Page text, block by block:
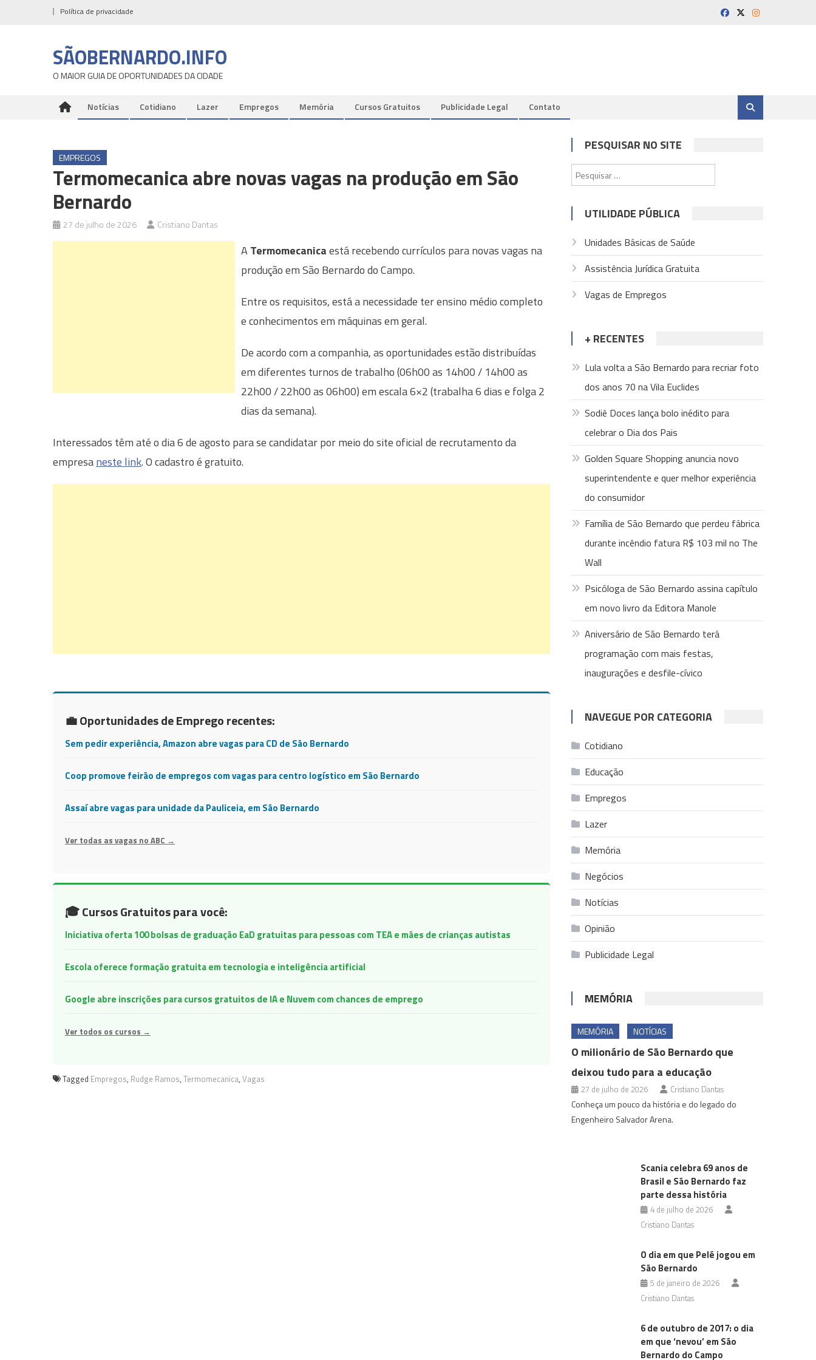
Política de privacidade
SÃOBERNARDO.INFO
O MAIOR GUIA DE OPORTUNIDADES DA CIDADE
Notícias Cotidiano Lazer Empregos Memória Cursos Gratuitos Publicidade Legal Contato
EMPREGOS
Termomecanica abre novas vagas na produção em São
Bernardo
27 de julho de 2026 Cristiano Dantas
ATermomecanicaestá recebendo currículos para novas vagas na
produção em São Bernardo do Campo.
Entre os requisitos, está a necessidade ter ensino médio completo
e conhecimentos em máquinas em geral.
De acordo com a companhia, as oportunidades estão distribuídas
em diferentes turnos de trabalho (06h00 as 14h00 / 14h00 as
22h00 / 22h00 as 06h00) em escala 6×2 (trabalha 6 dias e folga 2
dias da semana).
Interessados têm até o dia 6 de agosto para se candidatar por meio do site oficial de recrutamento da
empresaneste link. O cadastro é gratuito.
💼 Oportunidades de Emprego recentes:
Sem pedir experiência, Amazon abre vagas para CD de São Bernardo
Coop promove feirão de empregos com vagas para centro logístico em São Bernardo
Assaí abre vagas para unidade da Pauliceia, em São Bernardo
Ver todas as vagas no ABC →
🎓 Cursos Gratuitos para você:
Iniciativa oferta 100 bolsas de graduação EaD gratuitas para pessoas com TEA e mães de crianças autistas
Escola oferece formação gratuita em tecnologia e inteligência artificial
Google abre inscrições para cursos gratuitos de IA e Nuvem com chances de emprego
Ver todos os cursos →
Tagged Empregos, Rudge Ramos, Termomecanica, Vagas
PESQUISAR NO SITE
por:
UTILIDADE PÚBLICA
Unidades Básicas de Saúde
Assistência Jurídica Gratuita
Vagas de Empregos
+ RECENTES
Lula volta a São Bernardo para recriar foto
dos anos 70 na Vila Euclides
Sodiê Doces lança bolo inédito para
celebrar o Dia dos Pais
Golden Square Shopping anuncia novo
superintendente e quer melhor experiência
do consumidor
Família de São Bernardo que perdeu fábrica
durante incêndio fatura R$ 103 mil no The
Wall
Psicóloga de São Bernardo assina capítulo
em novo livro da Editora Manole
Aniversário de São Bernardo terá
programação com mais festas,
inaugurações e desfile-cívico
NAVEGUE POR CATEGORIA
Cotidiano
Educação
Empregos
Lazer
Memória
Negócios
Notícias
Opinião
Publicidade Legal
MEMÓRIA
MEMÓRIA NOTÍCIAS
O milionário de São Bernardo que
deixou tudo para a educação
27 de julho de 2026 Cristiano Dantas
Conheça um pouco da história e do legado do
Engenheiro Salvador Arena.
Scania celebra 69 anos de
Brasil e São Bernardo faz
parte dessa história
4 de julho de 2026
Cristiano Dantas
O dia em que Pelé jogou em
São Bernardo
5 de janeiro de 2026
Cristiano Dantas
6 de outubro de 2017: o dia
em que ‘nevou’ em São
Bernardo do Campo